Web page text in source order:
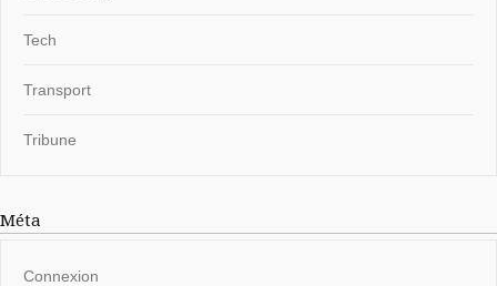
Tech
Transport
Tribune
Méta
Connexion